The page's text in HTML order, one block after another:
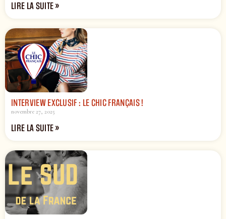
LIRE LA SUITE »
INTERVIEW EXCLUSIF : LE CHIC FRANÇAIS !
novembre 27, 2025
LIRE LA SUITE »